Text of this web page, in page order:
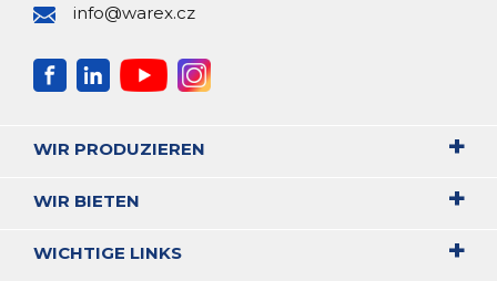
info@warex.cz
WIR PRODUZIEREN
WIR BIETEN
WICHTIGE LINKS